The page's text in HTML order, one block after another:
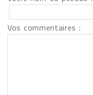
Vos commentaires :